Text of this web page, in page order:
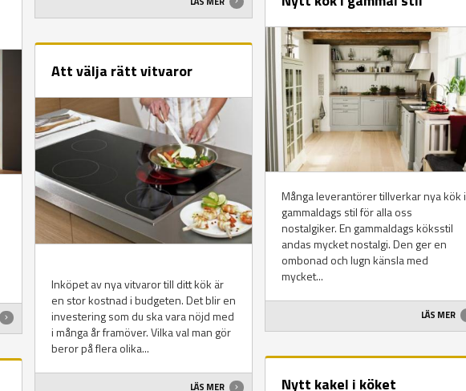
Att välja rätt vitvaror
Inköpet av nya vitvaror till ditt kök är
en stor kostnad i budgeten. Det blir en
investering som du ska vara nöjd med
i många år framöver. Vilka val man gör
beror på flera olika...
LÄS MER
Många leverantörer tillverkar nya kök i
gammaldags stil för alla oss
nostalgiker. En gammaldags köksstil
andas mycket nostalgi. Den ger en
ombonad och lugn känsla med
mycket...
LÄS MER
Nytt kakel i köket